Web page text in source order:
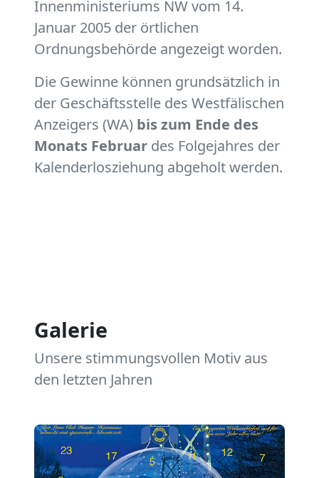
Innenministeriums NW vom 14.
Januar 2005 der örtlichen
Ordnungsbehörde angezeigt worden.
Die Gewinne können grundsätzlich in
der Geschäftsstelle des Westfälischen
Anzeigers (WA) bis zum Ende des
Monats Februar des Folgejahres der
Kalenderlosziehung abgeholt werden.
Galerie
Unsere stimmungsvollen Motiv aus
den letzten Jahren